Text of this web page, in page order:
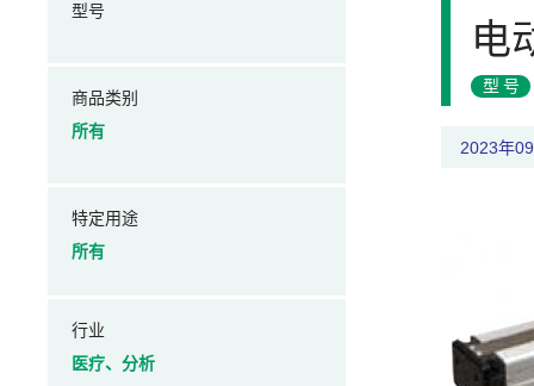
电
型号
2023年
型号
商品类别
所有
特定用途
所有
行业
医疗、分析